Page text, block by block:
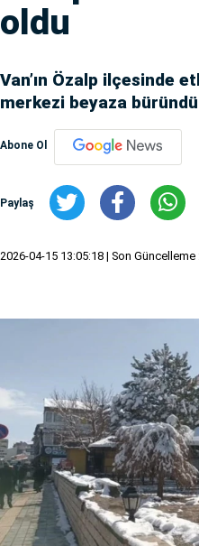
oldu
Van’ın Özalp ilçesinde
merkezi beyaza
Abone Ol
Paylaş
2026-04-15 13:05:18 | Son Güncelleme